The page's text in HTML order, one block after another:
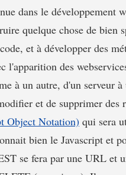
dans le développement
quelque chose de bien
et à développer des
l'apparition des
à un autre, d'un serveur
et de supprimer des
Object Notation) qui sera
bien le Javascript et
se fera par une URL et